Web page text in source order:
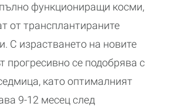
функциониращи косми,
от трансплантираните
С израстването на новите
прогресивно се подобрява с
като оптималният
9-12 месец след